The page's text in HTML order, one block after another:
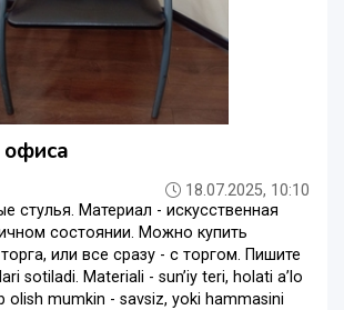
18.07.2025, 10:10
стулья. Материал - искусственная
состоянии. Можно купить
или все сразу - с торгом. Пишите
sotiladi. Materiali - sun’iy teri, holati a’lo
olish mumkin - savsiz, yoki hammasini